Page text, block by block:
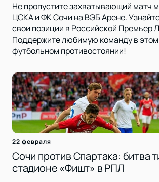
Не пропустите захватывающий матч
ЦСКА и ФК Сочи на ВЭБ Арене.
свои позиции в Российской Премьер
Поддержите любимую команду в
футбольном противостоянии!
22 февраля
Сочи против Спартака: битва
стадионе «Фишт» в РПЛ